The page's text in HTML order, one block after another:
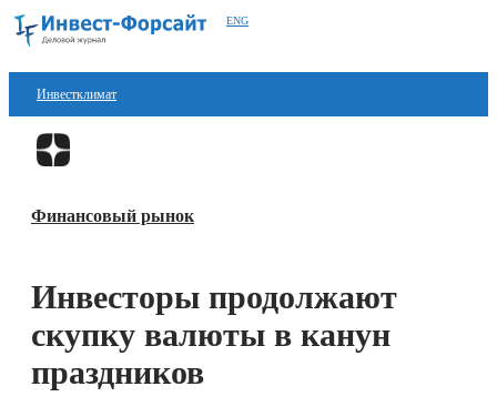
ENG
Инвестклимат
Финансы
Блокчейн
Финансовый рынок
Инвесторы продолжают
скупку валюты в канун
праздников